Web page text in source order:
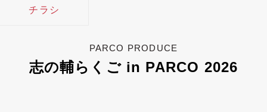
チラシ
PARCO PRODUCE
志の輔らくご in PARCO 2026